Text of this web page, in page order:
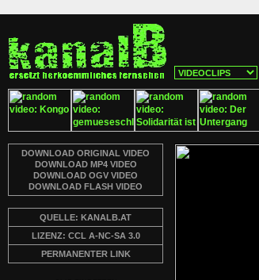
DOWNLOAD ORIGINAL VIDEO
DOWNLOAD MP4 VIDEO
DOWNLOAD OGV VIDEO
DOWNLOAD FLASH VIDEO
QUELLE: KANALB.AT
LIZENZ: CCL A-NC-SA 3.0
PERMANENTER LINK